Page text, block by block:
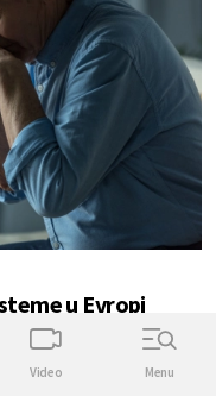
u Evropi
Video Menu